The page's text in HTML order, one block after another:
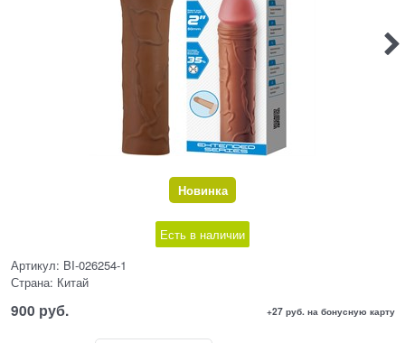
Новинка
Есть в наличии
Артикул: BI-026254-1
Страна: Китай
900 руб. +27 руб. на бонусную карту